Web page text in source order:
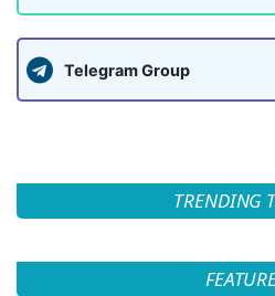
Telegram Group
TRENDING